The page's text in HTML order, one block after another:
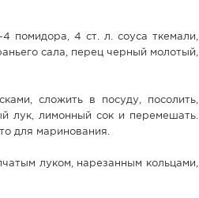
помидора, 4 ст. л. соуса ткемали,
сала, перец черный молотый,
сложить в посуду, посолить,
лук, лимонный сок и перемешать.
для маринования.
луком, нарезанным кольцами,